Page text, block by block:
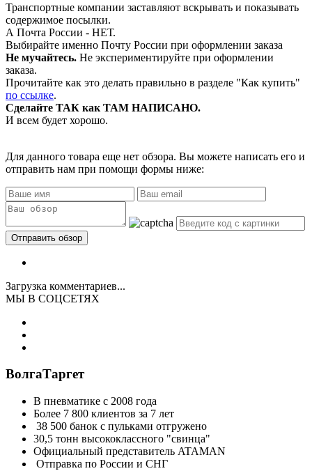
Транспортные компании заставляют вскрывать и показывать
содержимое посылки.
А Почта России - НЕТ.
Выбирайте именно Почту России при оформлении заказа
Не мучайтесь. Не экспериментируйте при оформлении
заказа.
Прочитайте как это делать правильно в разделе "Как купить"
по ссылке.
Сделайте ТАК как ТАМ НАПИСАНО.
И всем будет хорошо.
Для данного товара еще нет обзора. Вы можете написать его и
отправить нам при помощи формы ниже:
Загрузка комментариев...
МЫ В СОЦСЕТЯХ
ВолгаТаргет
В пневматике с 2008 года
Более 7 800 клиентов за 7 лет
38 500 банок с пульками отгружено
30,5 тонн высококлассного "свинца"
Официальный представитель ATAMAN
Отправка по России и СНГ